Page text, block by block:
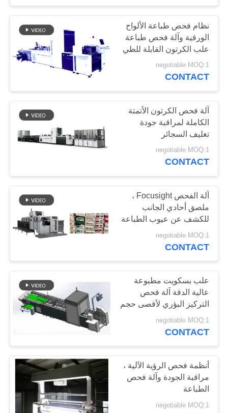
معدات فحص التغليف
تصنيف الزهور
0
معدات التفتيش
الإلكتروني
21
نظم رؤية مراقبة
الجودة
13
نظام فحص طباعة الألواح
الورقية وآلة فحص طباعة
علب الكرتون القابلة للطي
،
negotiable MOQ:1
CONTACT
آلة فحص الكرتون الأتمتة
الكاملة لمراقبة جودة
تغليف السجائر
negotiable MOQ:1
CONTACT
آلة الفحص Focusight ،
ملصق أحادي الجانب
للكشف عن عيوب الطباعة
والكود
negotiable MOQ:1
CONTACT
علب بسكويت مطبوعة
عالية الدقة آلة فحص
التركيز البؤري لأقصى حجم
500 مم
negotiable MOQ:1
CONTACT
أنظمة فحص الرؤية الآلية ،
مراقبة الجودة وآلة فحص
الطباعة
negotiable MOQ:1